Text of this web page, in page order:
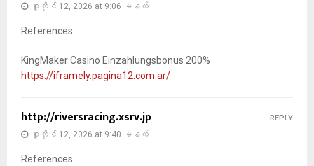
ဇူလိုင် 12, 2026 at 9:06 မနက်
References:
KingMaker Casino Einzahlungsbonus 200%
https://iframely.pagina12.com.ar/
http://riversracing.xsrv.jp
ဇူလိုင် 12, 2026 at 9:40 မနက်
References:
REPLY